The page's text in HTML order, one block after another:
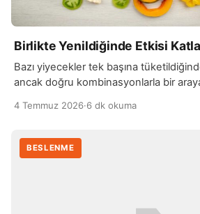
Birlikte Yenildiğinde Etkisi
Bazı yiyecekler tek başına
ancak doğru kombinasyonlarla bir
4 Temmuz 2026·6 dk okuma
BESLENME